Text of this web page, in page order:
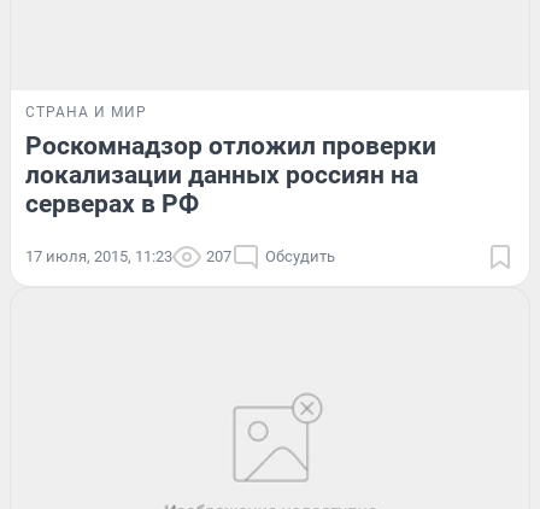
СТРАНА И МИР
Роскомнадзор отложил проверки
локализации данных россиян на
серверах в РФ
17 июля, 2015, 11:23 207 Обсудить